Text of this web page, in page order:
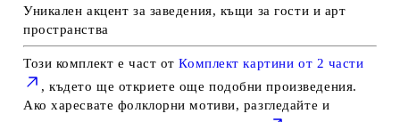
Уникален акцент за заведения, къщи за гости и арт
пространства
Този комплект е част от Комплект картини от 2 части
, където ще откриете още подобни произведения.
Ако харесвате фолклорни мотиви, разгледайте и